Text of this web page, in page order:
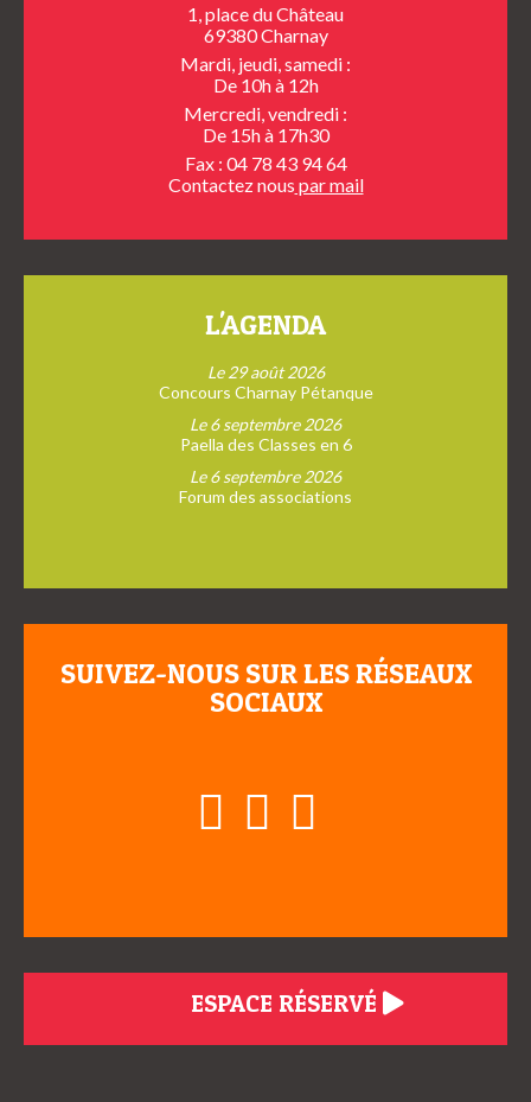
1, place du Château
69380 Charnay
Mardi, jeudi, samedi :
De 10h à 12h
Mercredi, vendredi :
De 15h à 17h30
Fax : 04 78 43 94 64
Contactez nous par mail
L'AGENDA
Le 29 août 2026
Concours Charnay Pétanque
Le 6 septembre 2026
Paella des Classes en 6
Le 6 septembre 2026
Forum des associations
SUIVEZ-NOUS SUR LES RÉSEAUX
SOCIAUX
ESPACE RÉSERVÉ